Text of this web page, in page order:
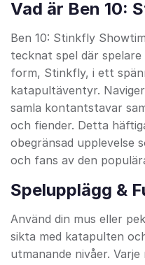
Vad är Ben 10:
Ben 10: Stinkfly
tecknat spel där
form, Stinkfly, i ett
katapultäventyr.
samla kontantstavar
och fiender. Detta
obegränsad upplevelse
och fans av den
Spelupplägg &
Använd din mus eller
sikta med katapulten
utmanande nivåer.